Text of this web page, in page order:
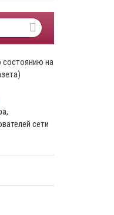
состоянию на
сети